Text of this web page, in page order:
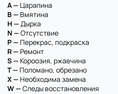
A — Царапина
B — Вмятина
H — Дырка
N — Отсутствие
P — Перекрас, подкраска
R — Ремонт
S — Короозия, ржавчина
T — Поломано, обрезано
X — Необходима замена
W — Следы восстановления